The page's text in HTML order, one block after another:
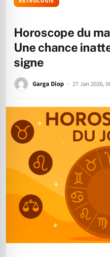
Horoscope du
Une chance
signe
Garga Diop 27 Jan 2026,